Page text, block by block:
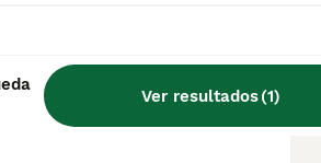
Ver resultados(1)
tener un cocker
o macho?